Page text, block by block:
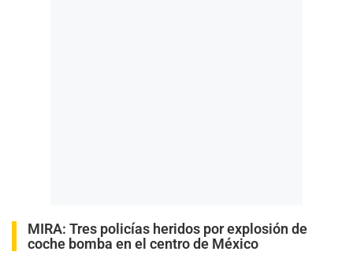
MIRA: Tres policías heridos por explosión de
coche bomba en el centro de México